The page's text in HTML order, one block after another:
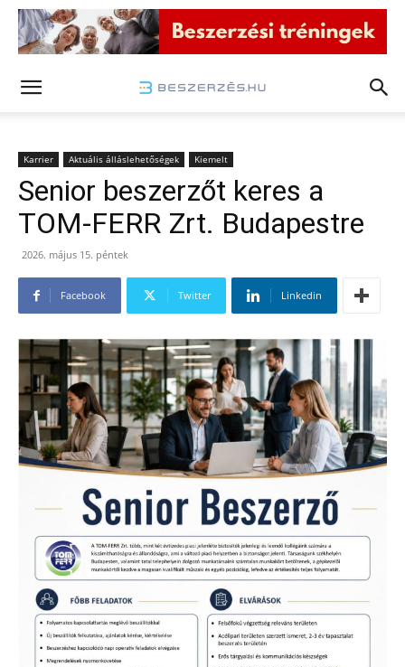
Karrier Aktuális álláslehetőségek Kiemelt
Senior beszerzőt keres a
TOM-FERR Zrt. Budapestre
2026. május 15. péntek
Facebook Twitter Linkedin